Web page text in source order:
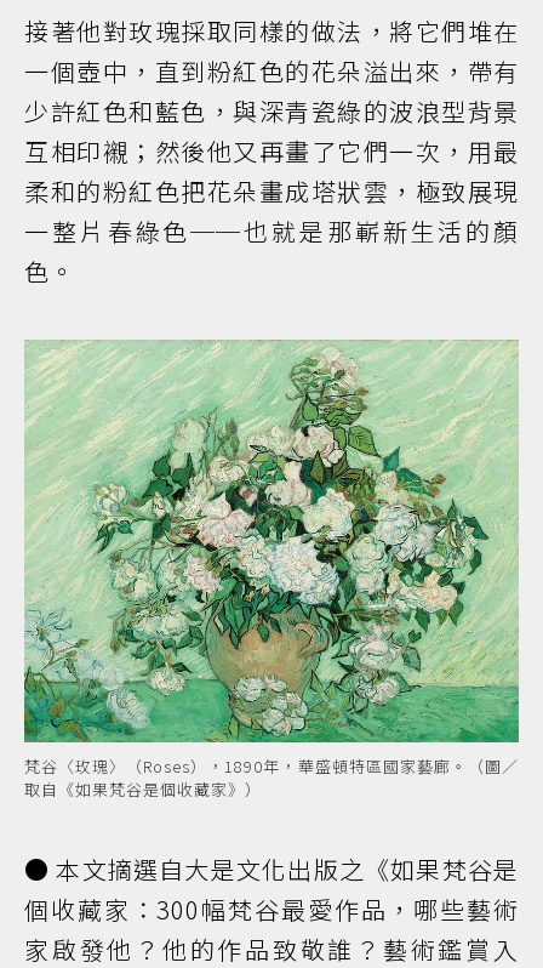
接著他對玫瑰採取同樣的做法，將它們堆在
一個壺中，直到粉紅色的花朵溢出來，帶有
少許紅色和藍色，與深青瓷綠的波浪型背景
互相印襯；然後他又再畫了它們一次，用最
柔和的粉紅色把花朵畫成塔狀雲，極致展現
一整片春綠色──也就是那嶄新生活的顏
色。
梵谷〈玫瑰〉（Roses），1890年，華盛頓特區國家藝廊。（圖／
取自《如果梵谷是個收藏家》）
● 本文摘選自大是文化出版之《如果梵谷是
個收藏家：300幅梵谷最愛作品，哪些藝術
家啟發他？他的作品致敬誰？藝術鑑賞入